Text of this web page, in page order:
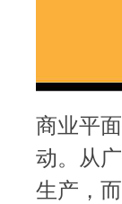
商业平
动。从
生产，